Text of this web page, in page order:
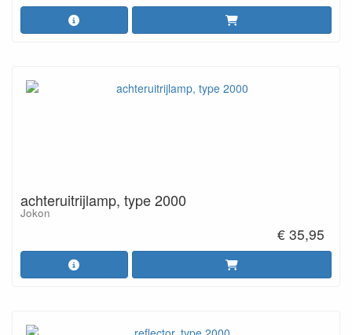
achteruitrijlamp, type 2000
Jokon
€ 35,95